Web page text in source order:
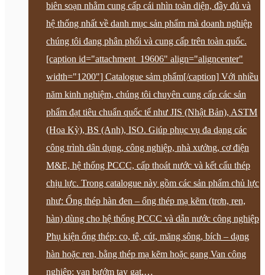
biên soạn nhằm cung cấp cái nhìn toàn diện, đầy đủ và
hệ thống nhất về danh mục sản phẩm mà doanh nghiệp
chúng tôi đang phân phối và cung cấp trên toàn quốc.
[caption id="attachment_19606" align="aligncenter"
width="1200"] Catalogue sảm phẩm[/caption] Với nhiều
năm kinh nghiệm, chúng tôi chuyên cung cấp các sản
phẩm đạt tiêu chuẩn quốc tế như JIS (Nhật Bản), ASTM
(Hoa Kỳ), BS (Anh), ISO. Giúp phục vụ đa dạng các
công trình dân dụng, công nghiệp, nhà xưởng, cơ điện
M&E, hệ thống PCCC, cấp thoát nước và kết cấu thép
chịu lực. Trong catalogue này gồm các sản phẩm chủ lực
như: Ống thép hàn đen – ống thép mạ kẽm (trơn, ren,
hàn) dùng cho hệ thống PCCC và dẫn nước công nghiệp
Phụ kiện ống thép: co, tê, cút, măng sông, bích – dạng
hàn hoặc ren, bằng thép mạ kẽm hoặc gang Van công
nghiệp: van bướm tay gạt,…